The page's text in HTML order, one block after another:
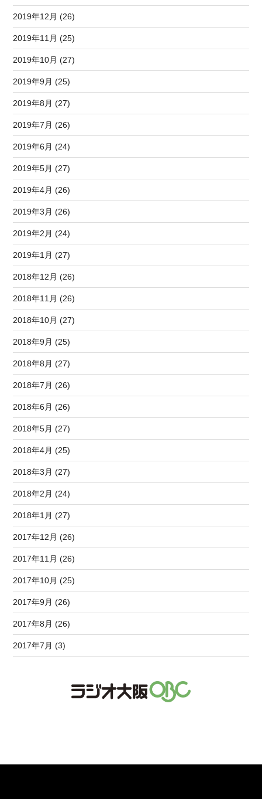
2019年12月 (26)
2019年11月 (25)
2019年10月 (27)
2019年9月 (25)
2019年8月 (27)
2019年7月 (26)
2019年6月 (24)
2019年5月 (27)
2019年4月 (26)
2019年3月 (26)
2019年2月 (24)
2019年1月 (27)
2018年12月 (26)
2018年11月 (26)
2018年10月 (27)
2018年9月 (25)
2018年8月 (27)
2018年7月 (26)
2018年6月 (26)
2018年5月 (27)
2018年4月 (25)
2018年3月 (27)
2018年2月 (24)
2018年1月 (27)
2017年12月 (26)
2017年11月 (26)
2017年10月 (25)
2017年9月 (26)
2017年8月 (26)
2017年7月 (3)